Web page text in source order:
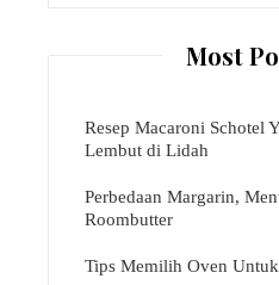
Most
Resep Macaroni Schotel
Lembut di Lidah
Perbedaan Margarin,
Roombutter
Tips Memilih Oven